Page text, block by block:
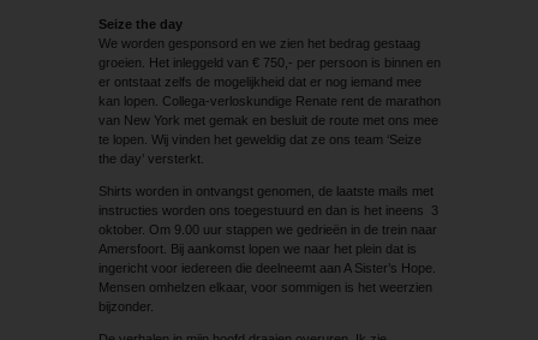
Seize the day
We worden gesponsord en we zien het bedrag gestaag
groeien. Het inleggeld van € 750,- per persoon is binnen en
er ontstaat zelfs de mogelijkheid dat er nog iemand mee
kan lopen. Collega-verloskundige Renate rent de marathon
van New York met gemak en besluit de route met ons mee
te lopen. Wij vinden het geweldig dat ze ons team ‘Seize
the day’ versterkt.
Shirts worden in ontvangst genomen, de laatste mails met
instructies worden ons toegestuurd en dan is het ineens 3
oktober. Om 9.00 uur stappen we gedrieën in de trein naar
Amersfoort. Bij aankomst lopen we naar het plein dat is
ingericht voor iedereen die deelneemt aan A Sister’s Hope.
Mensen omhelzen elkaar, voor sommigen is het weerzien
bijzonder.